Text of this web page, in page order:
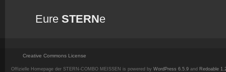
Eure STERNe
Creative Commons License
Offizielle Homepage der STERN-COMBO MEISSEN is powered by WordPress 6.5.9 and Redoable